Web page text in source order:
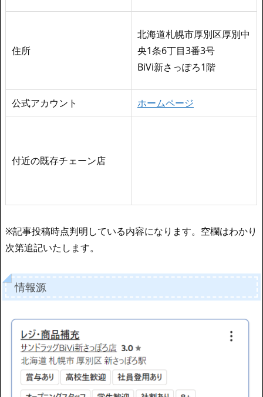
住所
北海道札幌市厚別区厚別中
央1条6丁目3番3号
BiVi新さっぽろ1階
公式アカウント ホームページ
付近の既存チェーン店
※記事投稿時点判明している内容になります。空欄はわかり
次第追記いたします。
情報源